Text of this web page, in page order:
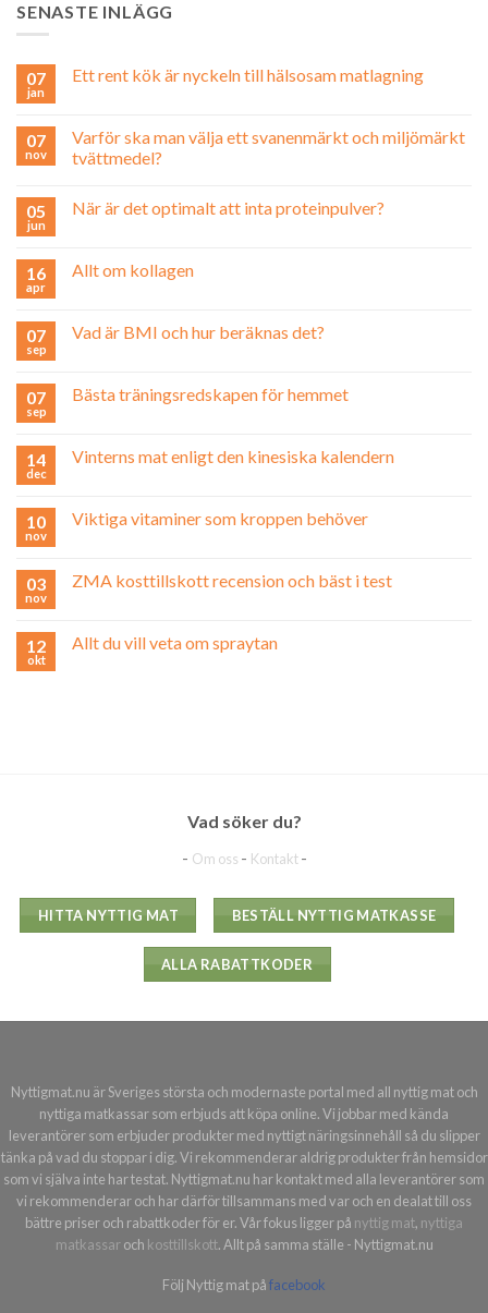
SENASTE INLÄGG
07
jan
Ett rent kök är nyckeln till hälsosam matlagning
07
nov
Varför ska man välja ett svanenmärkt och miljömärkt
tvättmedel?
05
jun
När är det optimalt att inta proteinpulver?
16
apr
Allt om kollagen
07
sep
Vad är BMI och hur beräknas det?
07
sep
Bästa träningsredskapen för hemmet
14
dec
Vinterns mat enligt den kinesiska kalendern
10
nov
Viktiga vitaminer som kroppen behöver
03
nov
ZMA kosttillskott recension och bäst i test
12
okt
Allt du vill veta om spraytan
Vad söker du?
- Om oss - Kontakt-
HITTA NYTTIG MAT BESTÄLL NYTTIG MATKASSE
ALLA RABATTKODER
Nyttigmat.nu är Sveriges största och modernaste portal med all nyttig mat och
nyttiga matkassar som erbjuds att köpa online. Vi jobbar med kända
leverantörer som erbjuder produkter med nyttigt näringsinnehåll så du slipper
tänka på vad du stoppar i dig. Vi rekommenderar aldrig produkter från hemsidor
som vi själva inte har testat. Nyttigmat.nu har kontakt med alla leverantörer som
vi rekommenderar och har därför tillsammans med var och en dealat till oss
bättre priser och rabattkoder för er. Vår fokus ligger på nyttig mat, nyttiga
matkassaroch kosttillskott. Allt på samma ställe - Nyttigmat.nu
Följ Nyttig mat påfacebook